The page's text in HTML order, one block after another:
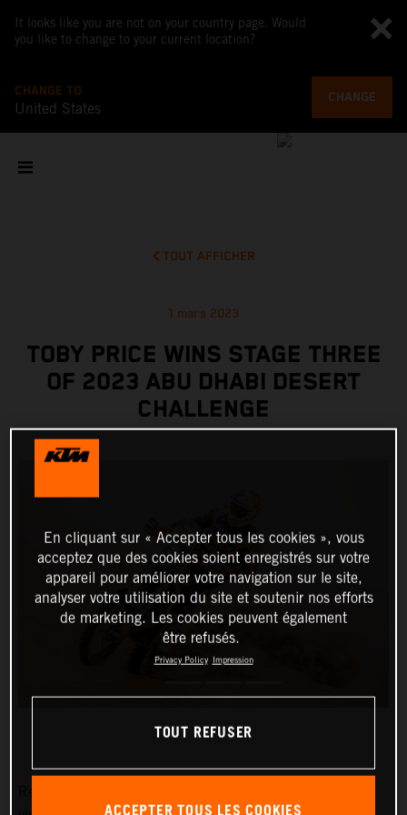
It looks like you are not on your country page. Would
you like to change to your current location?
CHANGE TO
United States
CHANGE
TOUT AFFICHER
1 mars 2023
TOBY PRICE WINS STAGE THREE
OF 2023 ABU DHABI DESERT
CHALLENGE
En cliquant sur « Accepter tous les cookies », vous
acceptez que des cookies soient enregistrés sur votre
appareil pour améliorer votre navigation sur le site,
analyser votre utilisation du site et soutenir nos efforts
de marketing. Les cookies peuvent également
être refusés.
Privacy Policy Impression
TOUT REFUSER